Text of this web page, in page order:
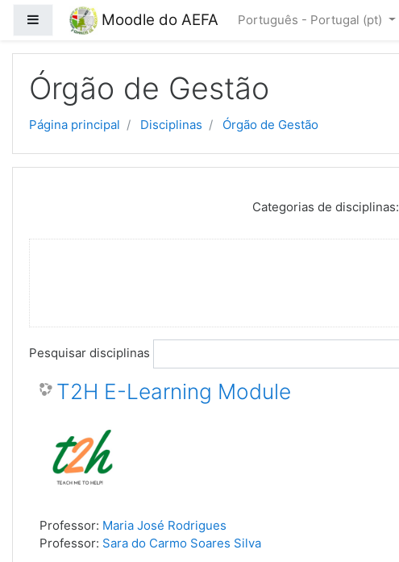
Ir para o conteúdo principal
Painel lateralMoodle do AEFA Português - Portugal ‎(pt)‎
Órgão de Gestão
Página principal Disciplinas Órgão de Gestão
Categorias de disciplinas:
Pesquisar disciplinas
T2H E-Learning Module
Professor: Maria José Rodrigues
Professor: Sara do Carmo Soares Silva